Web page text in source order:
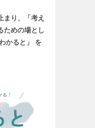
まり、「考え
ための場とし
かると」 を